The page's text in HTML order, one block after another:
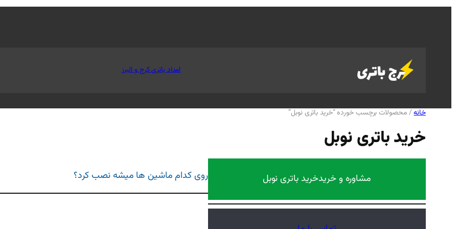
امداد باتری کرج و البرز
خانه/ محصولات برچسب خورده “خرید باتری نوبل”
خرید باتری نوبل
مشاوره و خریدخرید باتری نوبل روی کدام ماشین ها میشه نصب کرد؟